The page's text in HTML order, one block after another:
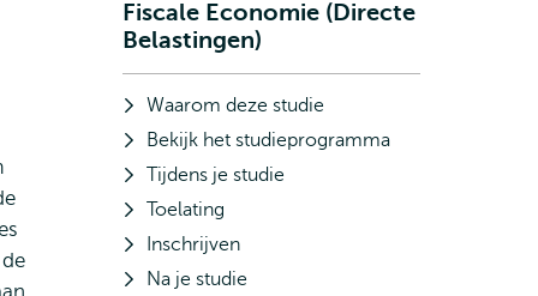
Subnavigatie
Fiscale Economie (Directe
Belastingen)
Waarom deze studie
Bekijk het studieprogramma
Tijdens je studie
Toelating
Inschrijven
Na je studie